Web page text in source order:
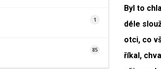
1
85
Byl to
déle
otci, co
říkal,